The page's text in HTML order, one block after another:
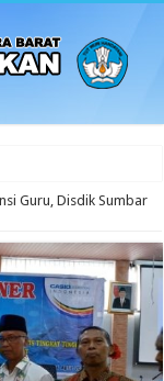
Guru, Disdik Sumbar